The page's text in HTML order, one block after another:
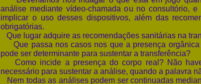
análise mediante vídeo-chamada ou no consultório,
implicar o uso desses dispositivos, além das
obrigatórias.
Que lugar adquire as recomendações sanitárias na
Que passa nos casos nos que a presença orgânica
pode ser determinante para sustentar a transferência?
Como incide a presença do corpo real? Não
necessário para sustentar a análise, quando a palavra
Nem todas as análises podem ser continuadas